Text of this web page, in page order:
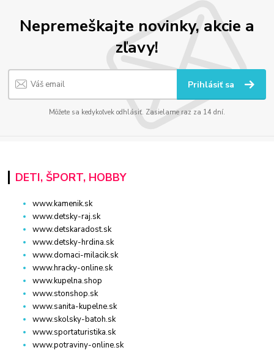
Nepremeškajte novinky, akcie a
zľavy!
Prihlásiť sa
Môžete sa kedykoľvek odhlásiť. Zasielame raz za 14 dní.
DETI, ŠPORT, HOBBY
www.kamenik.sk
www.detsky-raj.sk
www.detskaradost.sk
www.detsky-hrdina.sk
www.domaci-milacik.sk
www.hracky-online.sk
www.kupelna.shop
www.stonshop.sk
www.sanita-kupelne.sk
www.skolsky-batoh.sk
www.sportaturistika.sk
www.potraviny-online.sk